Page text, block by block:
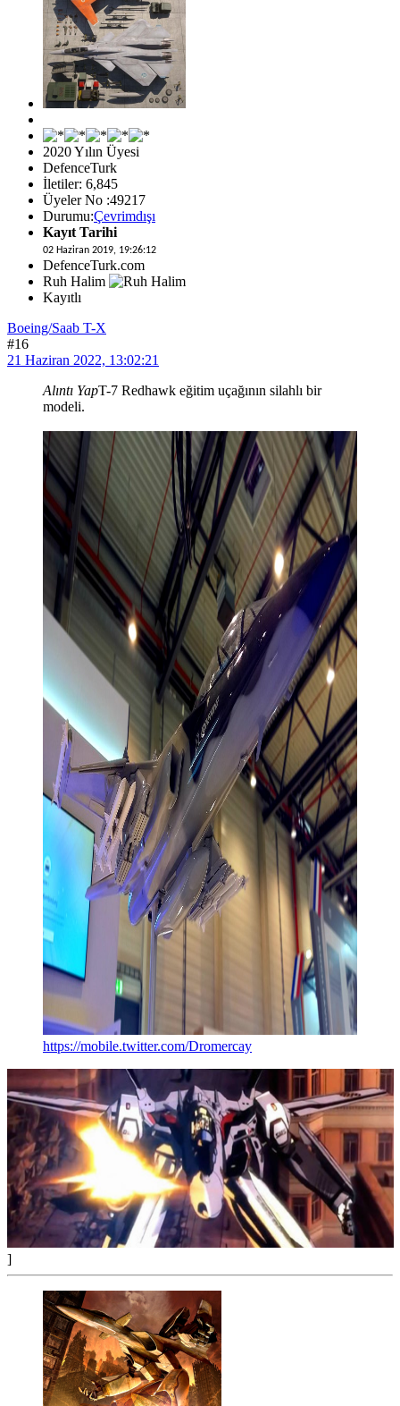
2020 Yılın Üyesi
DefenceTurk
İletiler: 6,845
Üyeler No :49217
Durumu:Çevrimdışı
Kayıt Tarihi
02 Haziran 2019, 19:26:12
DefenceTurk.com
Ruh Halim
Kayıtlı
Boeing/Saab T-X
#16
21 Haziran 2022, 13:02:21
Alıntı YapT-7 Redhawk eğitim uçağının silahlı bir
modeli.
https://mobile.twitter.com/Dromercay
]